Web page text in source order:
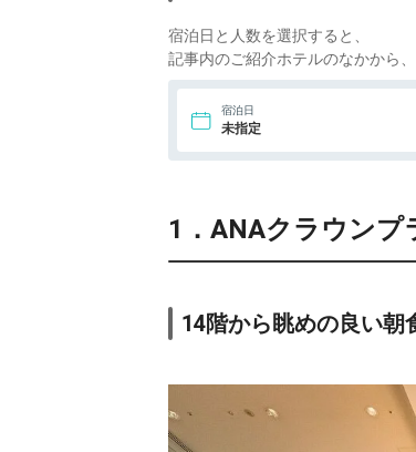
8. 道後温泉 ホテル古
湧園 遥
9.ネストホテル松山
11.
ダイワロイネッ
宿泊日と人数を選択すると、
記事内のご紹介ホテルのなかから
宿泊日
未指定
1．ANAクラウンプ
14階から眺めの良い朝